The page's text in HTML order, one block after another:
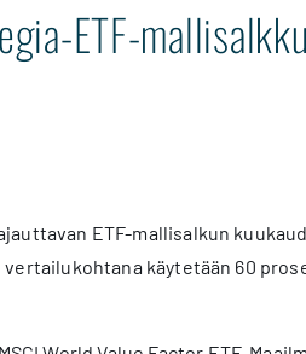
ETF-mallisalkku
ETF-mallisalkun
käytetään 60